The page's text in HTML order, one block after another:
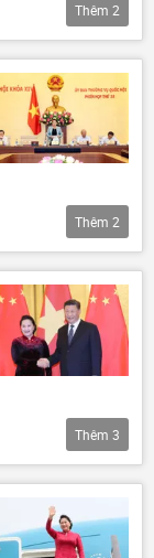
Thêm 2
Thêm 2
Thêm 3